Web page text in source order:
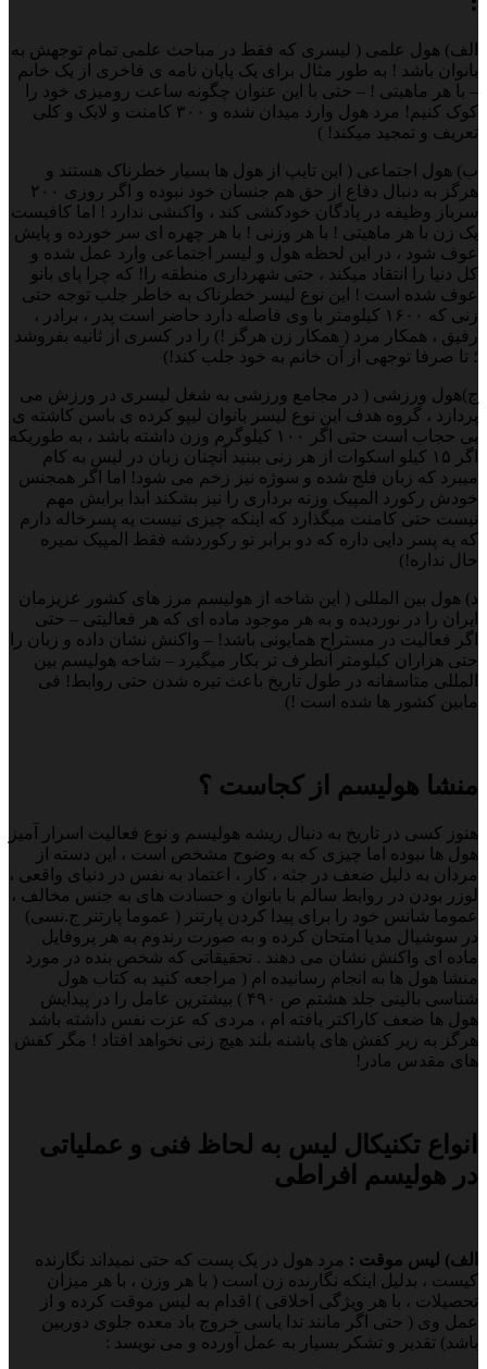
الف) هول علمی ( لیسری که فقط در مباحث علمی تمام توجهش به
بانوان باشد ! به طور مثال برای یک پایان نامه ی فاخری از یک خانم
– با هر ماهیتی ! – حتی با این عنوان چگونه ساعت رومیزی خود را
کوک کنیم! مرد هول وارد میدان شده و ۳۰۰ کامنت و لایک و کلی
تعریف و تمجید میکند! )
ب) هول اجتماعی ( این تایپ از هول ها بسیار خطرناک هستند و
هرگز به دنبال دفاع از حق هم جنسان خود نبوده و اگر روزی ۲۰۰
سرباز وظیفه در پادگان خودکشی کند ، واکنشی ندارد ! اما کافیست
یک زن با هر ماهیتی ! با هر وزنی ! با هر چهره ای سر خورده و پایش
عوف شود ، در این لحظه هول و لیسر اجتماعی وارد عمل شده و
کل دنیا را انتقاد میکند ، حتی شهرداری منطقه را! که چرا پای بانو
عوف شده است ! این نوع لیسر خطرناک به خاطر جلب توجه حتی
زنی که ۱۶۰۰ کیلومتر با وی فاصله دارد حاضر است پدر ، برادر ،
رفیق ، همکار مرد ( همکار زن هرگز !) را در کسری از ثانیه بفروشد
؛ تا صرفا توجهی از آن خانم به خود جلب کند!)
ج)هول ورزشی ( در مجامع ورزشی به شغل لیسری در ورزش می
پردازد ، گروه هدف این نوع لیسر بانوان لیپو کرده ی باسن کاشته ی
بی حجاب است حتی اگر ۱۰۰ کیلوگرم وزن داشته باشد ، به طوریکه
اگر ۱۵ کیلو اسکوات از هر زنی ببنید آنچنان زبان در لیس به کام
میبرد که زبان فلج شده و سوژه نیز زخم می شود! اما اگر همجنس
خودش رکورد المپیک وزنه برداری را نیز بشکند ابدا برایش مهم
نیست حتی کامنت میگذارد که اینکه چیزی نیست یه پسرخاله دارم
که یه پسر دایی داره که دو برابر تو رکوردشه فقط المپیک نمیره
حال نداره!)
د) هول بین المللی ( این شاخه از هولیسم مرز های کشور عزیزمان
ایران را در نوردیده و به هر موجود ماده ای که هر فعالیتی – حتی
اگر فعالیت در مستراح همایونی باشد! – واکنش نشان داده و زبان را
حتی هزاران کیلومتر آنطرف تر بکار میگیرد – شاخه هولیسم بین
المللی متاسفانه در طول تاریخ باعث تیره شدن حتی روابط! فی
مابین کشور ها شده است !)
منشا هولیسم از کجاست ؟
هنوز کسی در تاریخ به دنبال ریشه هولیسم و نوع فعالیت اسرار آمیز
هول ها نبوده اما چیزی که به وضوح مشخص است ، این دسته از
مردان به دلیل ضعف در جثه ، کار ، اعتماد به نفس در دنیای واقعی ،
لوزر بودن در روابط سالم با بانوان و حسادت های به جنس مخالف ،
عموما شانس خود را برای پیدا کردن پارتنر ( عموما پارتنر ج.نسی)
در سوشیال مدیا امتحان کرده و به صورت رندوم به هر پروفایل
ماده ای واکنش نشان می دهند . تحقیقاتی که شخص بنده در مورد
منشا هول ها به انجام رسانیده ام ( مراجعه کنید به کتاب هول
شناسی بالینی جلد هشتم ص ۴۹۰ ) بیشترین عامل را در پیدایش
هول ها ضعف کاراکتر یافته ام ، مردی که عزت نفس داشته باشد
هرگز به زیر کفش های پاشنه بلند هیچ زنی نخواهد افتاد ! مگر کفش
های مقدس مادر!
انواع تکنیکال لیس به لحاظ فنی و عملیاتی
در هولیسم افراطی
الف) لیس موقت : مرد هول در یک پست که حتی نمیداند نگارنده
کیست ، بدلیل اینکه نگارنده زن است ( با هر وزن ، با هر میزان
تحصیلات ، با هر ویژگی اخلاقی ) اقدام به لیس موقت کرده و از
عمل وی ( حتی اگر مانند ندا یاسی خروج باد معده جلوی دوربین
باشد) تقدیر و تشکر بسیار به عمل آورده و می نویسد :